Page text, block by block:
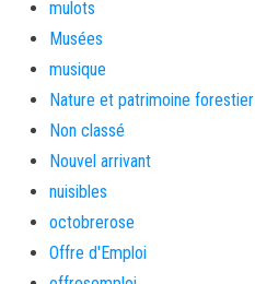
mulots
Musées
musique
Nature et patrimoine forestier
Non classé
Nouvel arrivant
nuisibles
octobrerose
Offre d'Emploi